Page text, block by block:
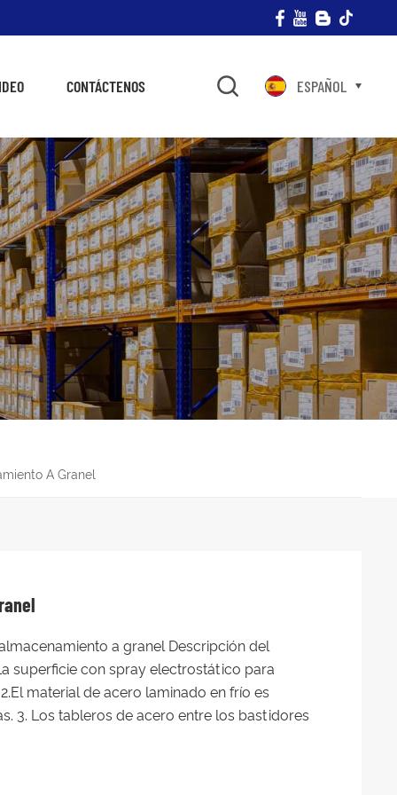
CONTÁCTENOS ESPAÑOL
A Granel
a granel Descripción del
superficie con spray electrostático para
material de acero laminado en frío es
3. Los tableros de acero entre los bastidores